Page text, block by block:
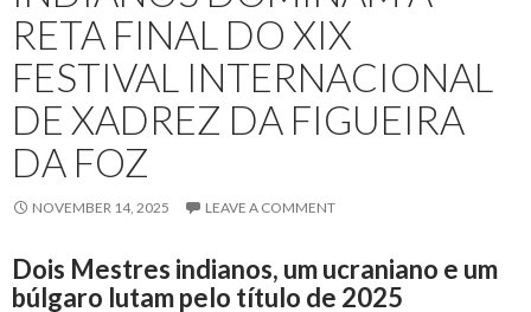
RETA FINAL DO XIX
FESTIVAL INTERNACIONAL
DE XADREZ DA FIGUEIRA
DA FOZ
NOVEMBER 14, 2025 LEAVE A COMMENT
Dois Mestres indianos, um ucraniano e um
búlgaro lutam pelo título de 2025